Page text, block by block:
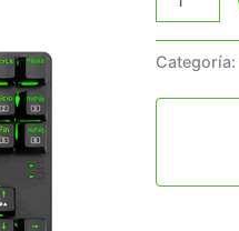
Categoría: